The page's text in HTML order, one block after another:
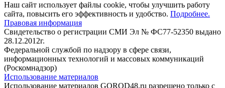
Наш сайт использует файлы cookie, чтобы улучшить работу
сайта, повысить его эффективность и удобство. Подробнее.
Правовая информация
Свидетельство о регистрации СМИ Эл № ФС77-52350 выдано
28.12.2012г.
Федеральной службой по надзору в сфере связи,
информационных технологий и массовых коммуникаций
(Роскомнадзор)
Использование материалов
Использование материалов GOROD48.ru разрешено только с